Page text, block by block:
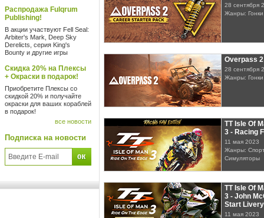
Распродажа Fulqrum
Publishing!
В акции участвуют Fell Seal:
Arbiter's Mark, Deep Sky
Derelicts, серия King's
Bounty и другие игры
Скидка 20% на Плексы
+ Окраски в подарок!
Приобретите Плексы со
скидкой 20% и получайте
окраски для ваших кораблей
в подарок!
все новости
Подписка на новости
28 сентября
Жанры:
Overpass 2
28 сентября
Жанры:
TT Isle Of
3 - Racing
11 мая 2023
Жанры:
Симуляторы
TT Isle Of
3 - John
Start Livery
11 мая 2023